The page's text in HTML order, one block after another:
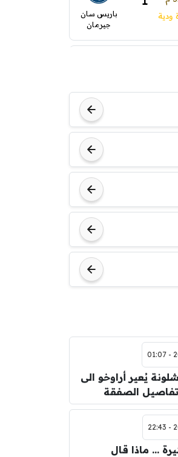
ودية
باريس سان
جيرمان
)
ريال مدريد
نوتنغهام
فورست
ودية
برشلونة
يُعير أراوخو الى
تفاصيل الصفقة
… ماذا قال